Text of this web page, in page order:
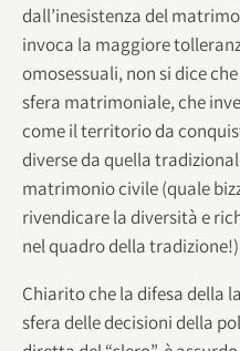
dall’inesistenza del
invoca la maggiore
omosessuali, non si dice
sfera matrimoniale, che
come il territorio da
diverse da quella
matrimonio civile (quale
rivendicare la diversità e
nel quadro della
Chiarito che la difesa della
sfera delle decisioni della